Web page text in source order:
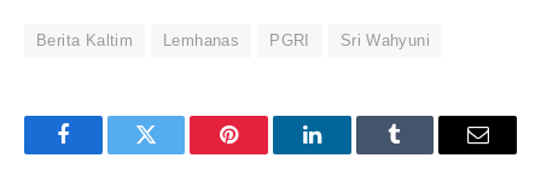
Berita Kaltim Lemhanas PGRI Sri Wahyuni
FacebookTwitter Pinterest LinkedInTumblr Email